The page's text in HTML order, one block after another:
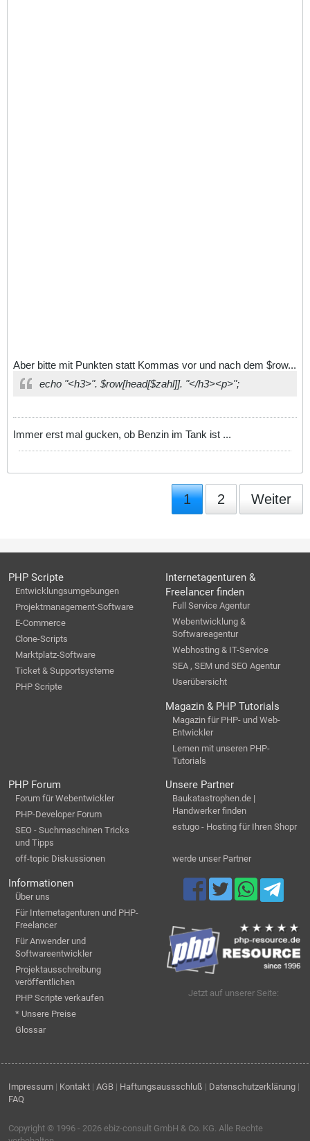
Aber bitte mit Punkten statt Kommas vor und nach dem $row...
echo "<h3>". $row[head[$zahl]]. "</h3><p>";
Immer erst mal gucken, ob Benzin im Tank ist ...
1 2 Weiter
PHP Scripte
Entwicklungsumgebungen
Projektmanagement-Software
E-Commerce
Clone-Scripts
Marktplatz-Software
Ticket & Supportsysteme
PHP Scripte
Internetagenturen &
Freelancer finden
Full Service Agentur
Webentwicklung &
Softwareagentur
Webhosting & IT-Service
SEA , SEM und SEO Agentur
Userübersicht
Magazin & PHP Tutorials
Magazin für PHP- und Web-
Entwickler
Lernen mit unseren PHP-
Tutorials
PHP Forum
Forum für Webentwickler
PHP-Developer Forum
SEO - Suchmaschinen Tricks
und Tipps
off-topic Diskussionen
Unsere Partner
Baukatastrophen.de |
Handwerker finden
estugo - Hosting für Ihren Shopr
werde unser Partner
Informationen
Über uns
Für Internetagenturen und PHP-
Freelancer
Für Anwender und
Softwareentwickler
Projektausschreibung
veröffentlichen
PHP Scripte verkaufen
* Unsere Preise
Glossar
Jetzt auf unserer Seite:
Impressum | Kontakt | AGB | Haftungsaussschluß | Datenschutzerklärung |
FAQ
Copyright © 1996 - 2026 ebiz-consult GmbH & Co. KG. Alle Rechte